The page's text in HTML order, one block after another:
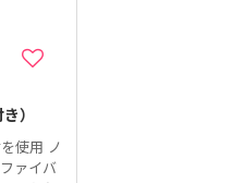
）
使用 ノ
ァイバ